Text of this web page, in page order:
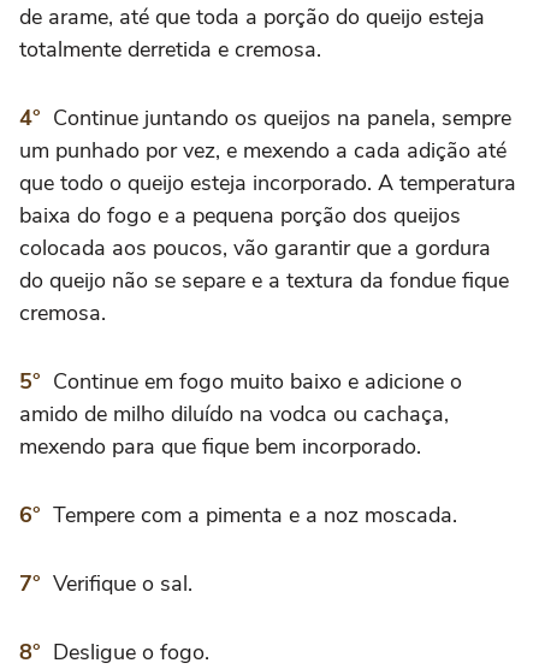
de arame, até que toda a porção do queijo esteja
totalmente derretida e cremosa.
Continue juntando os queijos na panela, sempre
um punhado por vez, e mexendo a cada adição até
que todo o queijo esteja incorporado. A temperatura
baixa do fogo e a pequena porção dos queijos
colocada aos poucos, vão garantir que a gordura
do queijo não se separe e a textura da fondue fique
cremosa.
Continue em fogo muito baixo e adicione o
amido de milho diluído na vodca ou cachaça,
mexendo para que fique bem incorporado.
Tempere com a pimenta e a noz moscada.
Verifique o sal.
Desligue o fogo.